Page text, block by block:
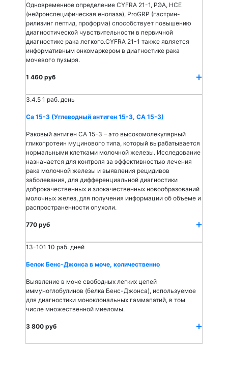
Одновременное определение CYFRA 21-1, РЭА, НСЕ
(нейронспецифическая енолаза), ProGRP (гастрин-
рилизинг пептид, проформа) способствует повышению
диагностической чувствительности в первичной
диагностике рака легкого.CYFRA 21-1 также является
информативным онкомаркером в диагностике рака
мочевого пузыря.
1 460 руб
3.4.5 1 раб. день
Са 15-3 (Углеводный антиген 15-3, СА 15-3)
Раковый антиген СА 15-3 – это высокомолекулярный
гликопротеин муцинового типа, который вырабатывается
нормальными клетками молочной железы. Исследование
назначается для контроля за эффективностью лечения
рака молочной железы и выявления рецидивов
заболевания, для дифференциальной диагностики
доброкачественных и злокачественных новообразований
молочных желез, для получения информации об объеме и
распространенности опухоли.
770 руб
13-101 10 раб. дней
Белок Бенс-Джонса в моче, количественно
Выявление в моче свободных легких цепей
иммуноглобулинов (белка Бенс-Джонса), используемое
для диагностики моноклональных гаммапатий, в том
числе множественной миеломы.
3 800 руб